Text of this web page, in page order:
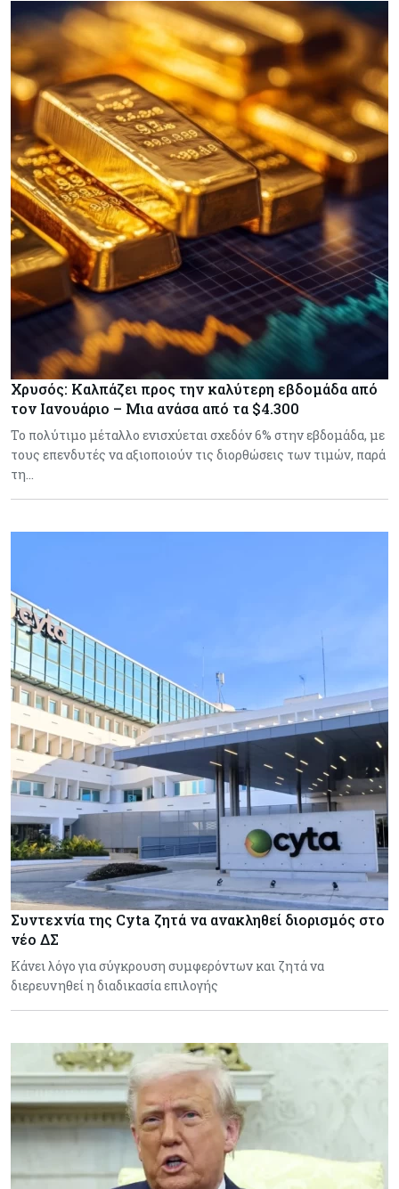
Χρυσός: Καλπάζει προς την καλύτερη εβδομάδα από
τον Ιανουάριο – Μια ανάσα από τα $4.300
Το πολύτιμο μέταλλο ενισχύεται σχεδόν 6% στην εβδομάδα, με
τους επενδυτές να αξιοποιούν τις διορθώσεις των τιμών, παρά
τη…
Συντεχνία της Cyta ζητά να ανακληθεί διορισμός στο
νέο ΔΣ
Κάνει λόγο για σύγκρουση συμφερόντων και ζητά να
διερευνηθεί η διαδικασία επιλογής